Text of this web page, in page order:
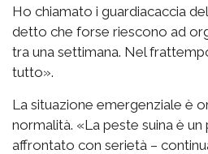
Ho chiamato i guardiacaccia
detto che forse riescono ad
tra una settimana. Nel
tutto».
La situazione emergenziale è
normalità. «La peste suina è
affrontato con serietà –